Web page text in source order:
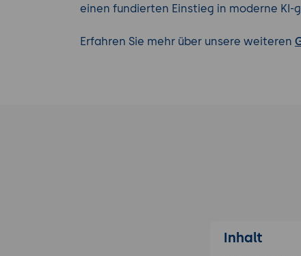
einen fundierten Einstieg in moderne
Erfahren Sie mehr über unsere weiteren
Inhalt